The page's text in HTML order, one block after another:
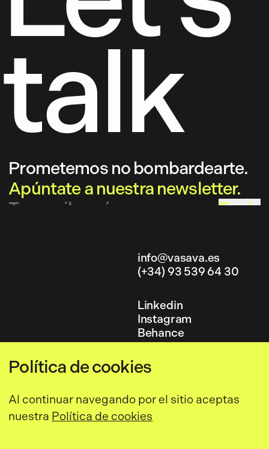
Política de cookies
Al continuar navegando por el sitio aceptas
nuestra Política de cookies
talk
Prometemos no bombardearte.
Apúntate a nuestra newsletter.
Envía
info@vasava.es
info@vasava.es
(+34) 93 539 64 30
Linkedin
Linkedin
Instagram
Instagram
Behance
Política de privacidad
Política de privacidad,
Aviso legal
Aviso legal,
Comunicación de criterios y
requisitos,
Comunicación de criterios y